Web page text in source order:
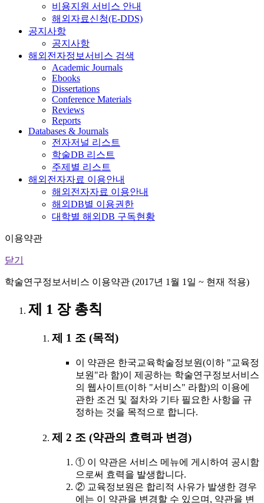
비용지원 서비스 안내
해외자료신청(E-DDS)
공지사항
공지사항
해외전자정보서비스 검색
Academic Journals
Ebooks
Dissertations
Conference Materials
Reviews
Reports
Databases & Journals
전자저널 리스트
학술DB 리스트
주제별 리스트
해외전자자료 이용안내
해외전자자료 이용안내
해외DB별 이용권한
대학별 해외DB 구독현황
이용약관
닫기
학술연구정보서비스 이용약관 (2017년 1월 1일 ~ 현재 적용)
제 1 장 총칙
제 1 조 (목적)
이 약관은 한국교육학술정보원(이하 "교육정
보원"라 함)이 제공하는 학술연구정보서비스
의 웹사이트(이하 "서비스" 라함)의 이용에
관한 조건 및 절차와 기타 필요한 사항을 규
정하는 것을 목적으로 합니다.
제 2 조 (약관의 효력과 변경)
① 이 약관은 서비스 메뉴에 게시하여 공시함
으로써 효력을 발생합니다.
② 교육정보원은 합리적 사유가 발생한 경우
에는 이 약관을 변경할 수 있으며, 약관을 변